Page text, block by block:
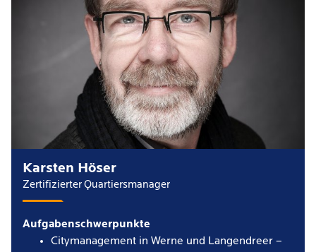
Karsten Höser
Zertifizierter Quartiersmanager
Aufgabenschwerpunkte
Citymanagement in Werne und Langendreer –